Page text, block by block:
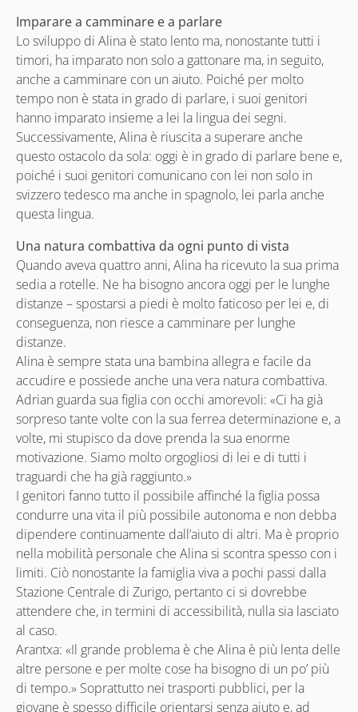
Imparare a camminare e a parlare
Lo sviluppo di Alina è stato lento ma, nonostante tutti i
timori, ha imparato non solo a gattonare ma, in seguito,
anche a camminare con un aiuto. Poiché per molto
tempo non è stata in grado di parlare, i suoi genitori
hanno imparato insieme a lei la lingua dei segni.
Successivamente, Alina è riuscita a superare anche
questo ostacolo da sola: oggi è in grado di parlare bene e,
poiché i suoi genitori comunicano con lei non solo in
svizzero tedesco ma anche in spagnolo, lei parla anche
questa lingua.
Una natura combattiva da ogni punto di vista
Quando aveva quattro anni, Alina ha ricevuto la sua prima
sedia a rotelle. Ne ha bisogno ancora oggi per le lunghe
distanze – spostarsi a piedi è molto faticoso per lei e, di
conseguenza, non riesce a camminare per lunghe
distanze.
Alina è sempre stata una bambina allegra e facile da
accudire e possiede anche una vera natura combattiva.
Adrian guarda sua figlia con occhi amorevoli: «Ci ha già
sorpreso tante volte con la sua ferrea determinazione e, a
volte, mi stupisco da dove prenda la sua enorme
motivazione. Siamo molto orgogliosi di lei e di tutti i
traguardi che ha già raggiunto.»
I genitori fanno tutto il possibile affinché la figlia possa
condurre una vita il più possibile autonoma e non debba
dipendere continuamente dall’aiuto di altri. Ma è proprio
nella mobilità personale che Alina si scontra spesso con i
limiti. Ciò nonostante la famiglia viva a pochi passi dalla
Stazione Centrale di Zurigo, pertanto ci si dovrebbe
attendere che, in termini di accessibilità, nulla sia lasciato
al caso.
Arantxa: «Il grande problema è che Alina è più lenta delle
altre persone e per molte cose ha bisogno di un po’ più
di tempo.» Soprattutto nei trasporti pubblici, per la
giovane è spesso difficile orientarsi senza aiuto e, ad